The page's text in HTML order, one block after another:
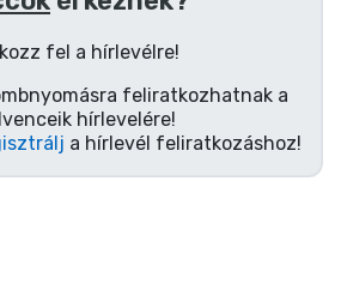
fel a hírlevélre!
feliratkozhatnak a
hírlevelére!
a hírlevél feliratkozáshoz!